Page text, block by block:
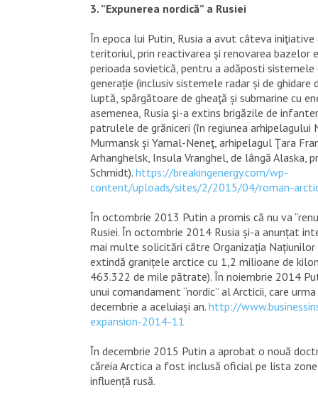
3. ”Expunerea nordică” a Rusiei
În epoca lui Putin, Rusia a avut câteva iniţiative
teritoriul, prin reactivarea și renovarea bazelor
perioada sovietică, pentru a adăposti
generație (inclusiv sistemele radar și de ghidare
luptă, spărgătoare de gheaţă și submarine cu
asemenea, Rusia şi-a extins brigăzile de
patrulele de grăniceri (în regiunea arhipelagului
Murmansk și Yamal-Neneţ, arhipelagul Ţara
Arhanghelsk, Insula Vranghel, de lângă Alaska,
Schmidt). https://breakingenergy.com/wp-
content/uploads/sites/2/2015/04/roman-
În octombrie 2013 Putin a promis că nu va
Rusiei. În octombrie 2014 Rusia și-a anunțat
mai multe solicitări către Organizația Națiunilor
extindă granițele arctice cu 1,2 milioane de
463.322 de mile pătrate). În noiembrie 2014
unui comandament “nordic” al Arcticii, care
decembrie a aceluiași an. http://
expansion-2014-11
În decembrie 2015 Putin a aprobat o nouă
căreia Arctica a fost inclusă oficial pe lista
influență rusă.